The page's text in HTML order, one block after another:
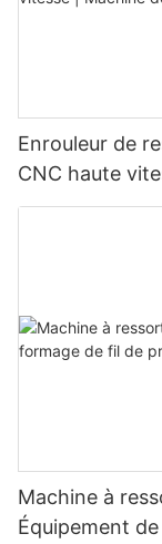
Enrouleur de
CNC haute
robuste
Machine à
Équipement